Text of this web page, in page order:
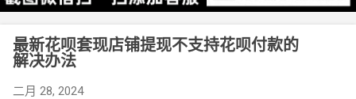
最新花呗套现店铺提现不支持花呗付款的
解决办法
二月 28, 2024